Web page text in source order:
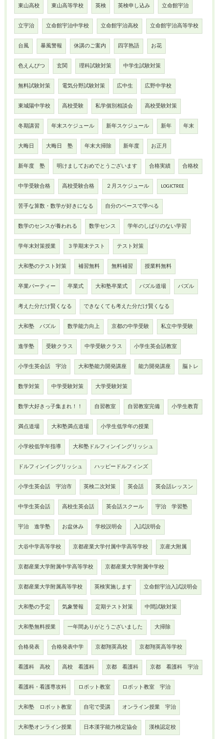
東山高校 東山高等学校 英検 英検申し込み 立命館宇治
立宇治 立命館宇治中学校 立命館宇治高校 立命館宇治高等学校
台風 暴風警報 休講のご案内 四字熟語 お花
色えんぴつ 玄関 理科試験対策 中学生試験対策
無料試験対策 電気分野試験対策 広中生 広野中学校
東城陽中学校 高校受験 私学個別相談会 高校受験対策
冬期講習 年末スケジュール 新年スケジュール 新年 年末
大晦日 大晦日 塾 年末大掃除 新年度 お正月
新年度 塾 明けましておめでとうございます 合格実績 合格校
中学受験合格 高校受験合格 ２月スケジュール LOGICTREE
苦手な算数・数学が好きになる 自分のペースで学べる
数学のセンスが養われる 数学センス 学年のしばりのない学習
学年末対策授業 ３学期末テスト テスト対策
大和塾のテスト対策 補習無料 無料補習 授業料無料
卒業パーティー 卒業式 大和塾卒業式 パズル道場 パズル
考えた分だけ賢くなる できなくても考えた分だけ賢くなる
大和塾 パズル 数学能力向上 京都の中学受験 私立中学受験
進学塾 受験クラス 中学受験クラス 小学生英会話教室
小学生英会話 宇治 大和塾能力開発講座 能力開発講座 脳トレ
数学対策 中学受験対策 大学受験対策
数学大好きっ子集まれ！！ 自習教室 自習教室完備 小学生教育
満点道場 大和塾満点道場 小学生低学年の授業
小学校低学年指導 大和塾ドルフィンイングリッシュ
ドルフィンイングリッシュ ハッピードルフィンズ
小学生英会話 宇治市 英検二次対策 英会話 英会話レッスン
中学生英会話 高校生英会話 英会話スクール 宇治 学習塾
宇治 進学塾 お盆休み 学校説明会 入試説明会
大谷中学高等学校 京都産業大学付属中学高等学校 京産大附属
京都産業大学附属中学高等学校 京都産業大学附属中学校
京都産業大学附属高等学校 英検実施します 立命館宇治入試説明会
大和塾の予定 気象警報 定期テスト対策 中間試験対策
大和塾無料授業 一年間ありがとうございました 大掃除
合格発表 合格発表中学 京都翔英高校 京都翔英高等学校
看護科 高校 高校 看護科 京都 看護科 京都 看護科 宇治
看護科・看護専攻科 ロボット教室 ロボット教室 宇治
大和塾 ロボット教室 自宅で受講 オンライン授業 宇治
大和塾オンライン授業 日本漢字能力検定協会 漢検認定校